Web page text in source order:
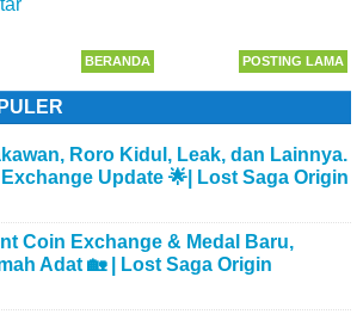
POSTING LAMA
BERANDA
Roro Kidul, Leak, dan Lainnya.
Update 🌟| Lost Saga Origin
Coin Exchange & Medal Baru,
Adat 🏡 | Lost Saga Origin